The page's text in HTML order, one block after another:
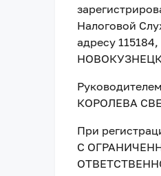
Налоговой
адресу
КОРОЛЕВА
При
С